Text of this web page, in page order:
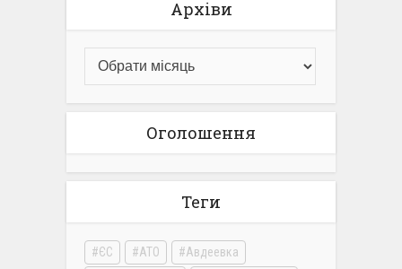
Архіви
Оголошення
Теги
ЄС АТО
Авдеевка